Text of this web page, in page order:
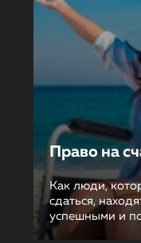
Право на
Как люди,
сдаться,
успешными и